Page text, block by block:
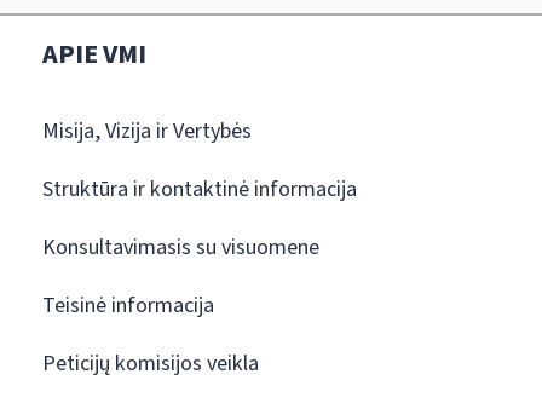
APIE VMI
Misija, Vizija ir Vertybės
Struktūra ir kontaktinė informacija
Konsultavimasis su visuomene
Teisinė informacija
Peticijų komisijos veikla